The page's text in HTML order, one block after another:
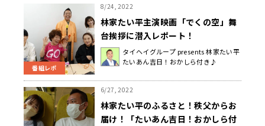
番組レポ
8/24, 2022
林家たい平主演映画「でくの空」舞
台挨拶に潜入レポート！
タイヘイグループ presents 林家たい平
たいあん吉日！おかしら付き♪
6/27, 2022
林家たい平のふるさと！秩父からお
届け！「たいあん吉日！おかしら付